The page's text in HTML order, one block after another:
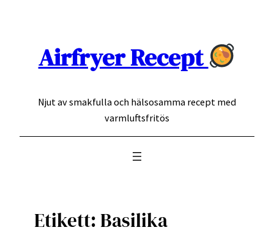
Airfryer Recept
Njut av smakfulla och hälsosamma recept med
varmluftsfritös
Etikett:Basilika